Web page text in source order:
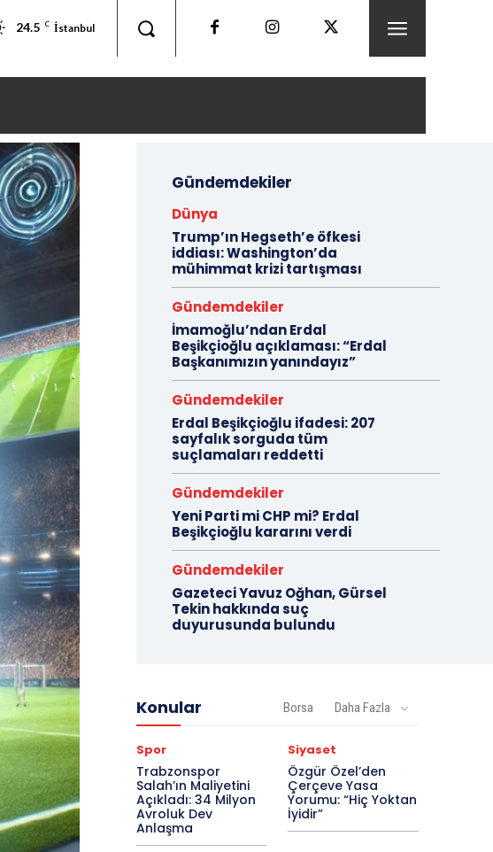
24.5 C İstanbul
Gündemdekiler
Dünya
Trump’ın Hegseth’e öfkesi
iddiası: Washington’da
mühimmat krizi tartışması
Gündemdekiler
İmamoğlu’ndan Erdal
Beşikçioğlu açıklaması: “Erdal
Başkanımızın yanındayız”
Gündemdekiler
Erdal Beşikçioğlu ifadesi: 207
sayfalık sorguda tüm
suçlamaları reddetti
Gündemdekiler
Yeni Parti mi CHP mi? Erdal
Beşikçioğlu kararını verdi
Gündemdekiler
Gazeteci Yavuz Oğhan, Gürsel
Tekin hakkında suç
duyurusunda bulundu
Konular Borsa Daha Fazla
Spor
Trabzonspor
Salah’ın Maliyetini
Açıkladı: 34 Milyon
Avroluk Dev
Anlaşma
Siyaset
Özgür Özel’den
Çerçeve Yasa
Yorumu: “Hiç Yoktan
İyidir”